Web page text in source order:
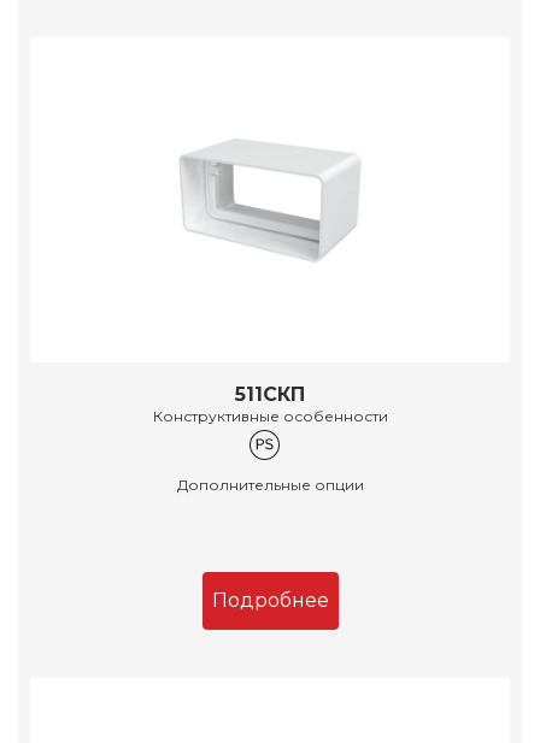
511СКП
Конструктивные особенности
Дополнительные опции
Подробнее